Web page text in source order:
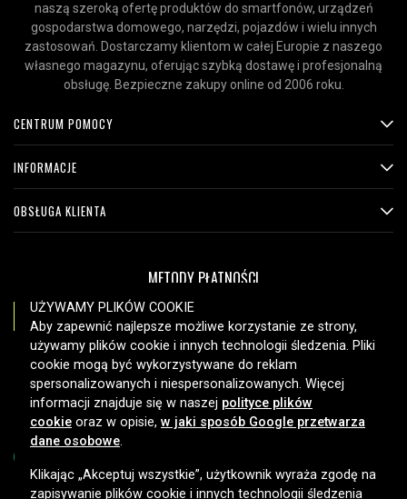
naszą szeroką ofertę produktów do smartfonów, urządzeń
gospodarstwa domowego, narzędzi, pojazdów i wielu innych
zastosowań. Dostarczamy klientom w całej Europie z naszego
własnego magazynu, oferując szybką dostawę i profesjonalną
obsługę. Bezpieczne zakupy online od 2006 roku.
CENTRUM POMOCY
INFORMACJE
OBSŁUGA KLIENTA
METODY PŁATNOŚCI
OPCJE DOSTAWY
UŻYWAMY PLIKÓW COOKIE
Aby zapewnić najlepsze możliwe korzystanie ze strony,
używamy plików cookie i innych technologii śledzenia. Pliki
cookie mogą być wykorzystywane do reklam
spersonalizowanych i niespersonalizowanych. Więcej
informacji znajduje się w naszej polityce plików
cookie oraz w opisie, w jaki sposób Google przetwarza
dane osobowe.
Klikając „Akceptuj wszystkie”, użytkownik wyraża zgodę na
zapisywanie plików cookie i innych technologii śledzenia